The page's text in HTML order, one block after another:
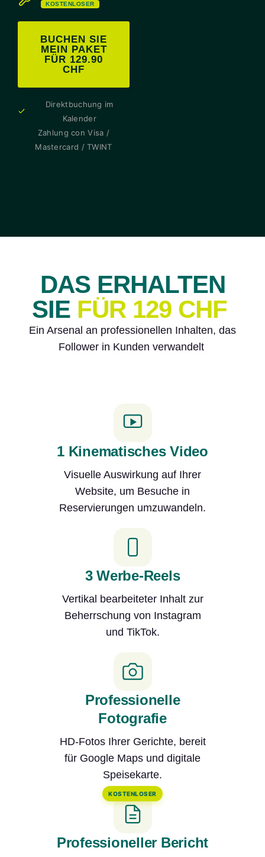
KOSTENLOSER
BUCHEN SIE
MEIN PAKET
FÜR 129.90
CHF
Direktbuchung im
Kalender
Zahlung con Visa /
Mastercard / TWINT
DAS ERHALTEN
SIE FÜR 129 CHF
Ein Arsenal an professionellen Inhalten, das
Follower in Kunden verwandelt
1 Kinematisches Video
Visuelle Auswirkung auf Ihrer
Website, um Besuche in
Reservierungen umzuwandeln.
3 Werbe-Reels
Vertikal bearbeiteter Inhalt zur
Beherrschung von Instagram
und TikTok.
Professionelle
Fotografie
HD-Fotos Ihrer Gerichte, bereit
für Google Maps und digitale
Speisekarte.
KOSTENLOSER
Professioneller Bericht